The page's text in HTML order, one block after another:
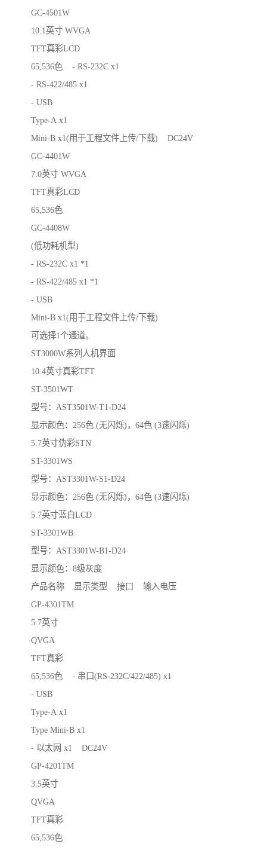
GC-4501W
10.1英寸 WVGA
TFT真彩LCD
65,536色 - RS-232C x1
- RS-422/485 x1
- USB
Type-A x1
Mini-B x1(用于工程文件上传/下载) DC24V
GC-4401W
7.0英寸 WVGA
TFT真彩LCD
65,536色
GC-4408W
(低功耗机型)
- RS-232C x1 *1
- RS-422/485 x1 *1
- USB
Mini-B x1(用于工程文件上传/下载)
可选择1个通道。
ST3000W系列人机界面
10.4英寸真彩TFT
ST-3501WT
型号：AST3501W-T1-D24
显示颜色：256色 (无闪烁)，64色 (3速闪烁)
5.7英寸伪彩STN
ST-3301WS
型号：AST3301W-S1-D24
显示颜色：256色 (无闪烁)，64色 (3速闪烁)
5.7英寸蓝白LCD
ST-3301WB
型号：AST3301W-B1-D24
显示颜色：8级灰度
产品名称 显示类型 接口 输入电压
GP-4301TM
5.7英寸
QVGA
TFT真彩
65,536色 - 串口(RS-232C/422/485) x1
- USB
Type-A x1
Type Mini-B x1
- 以太网 x1 DC24V
GP-4201TM
3.5英寸
QVGA
TFT真彩
65,536色